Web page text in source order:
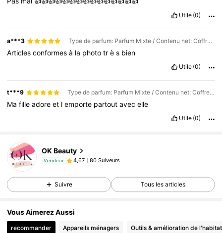
Utile (0)
a***3 Type de parfum: Parfum Mixte / Contenu net: Coffret cadeau - #68*1
Articlesconformesà la phototrès bien
Utile (0)
t***9 Type de parfum: Parfum Mixte / Contenu net: Coffret cadeau - #62*1
Mafilleadoreet lemporte partoutavecelle
Utile (0)
OK Beauty
Vendeur 4,67 80 Suiveurs
Suivre Tous les articles
Vous Aimerez Aussi
recommander Appareils ménagers Outils & amélioration de l'habitat